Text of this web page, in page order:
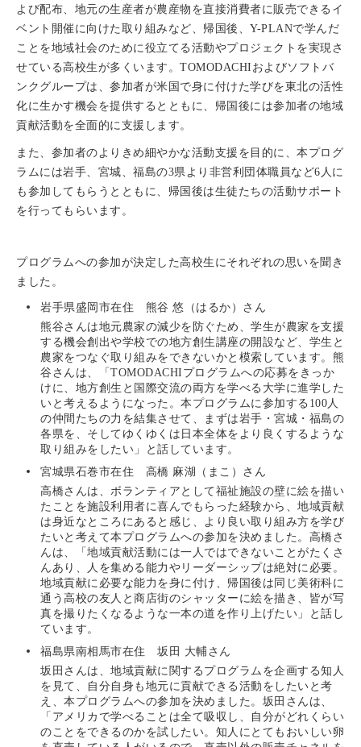
よび配布、地元の生産者が農産物を直接消費者に販売できるイ
ベント開催に向けた取り組みなど、帰国後、Y-PLANで学んだ
ことを地域社会のために役立てる活動やプロジェクトを実現さ
せている高校生が多くいます。TOMODACHIおよびソフトバ
ンクグループは、参加者が米国で身に付けた学びを東北の活性
化に生かす機会を提供するとともに、帰国後には参加者の地域
貢献活動を全面的に支援します。
また、参加者のよりきめ細やかな活動支援を目的に、本プログ
ラムには岩手、宮城、福島の3県より非営利団体職員など6人に
も参加してもらうとともに、帰国後は生徒たちの活動サポート
を行ってもらいます。
プログラムへの参加が決定した高校生にそれぞれの思いを聞き
ました。
岩手県盛岡市在住 熊谷 悠（はるか）さん
熊谷さんは地元農家の減少を防ぐため、学生が農家を支援
する機会創出や学校での地方創生講座の開設など、学生と
農家をつなぐ取り組みをできないかと模索しています。熊
谷さんは、「TOMODACHIプログラムへの応募をきっか
けに、地方創生と国際交流の両方を学べる大学に進学した
いと考えるようになった。本プログラムに参加する100人
の仲間たちの力を結集させて、まずは岩手・宮城・福島の
各県を、そしてゆくゆくは日本全体をより良くするような
取り組みをしたい」と話しています。
宮城県石巻市在住 高橋 麻湖（まこ）さん
高橋さんは、ボランティアとして福祉施設の壁に絵を描い
たことを施設利用者に喜んでもらった経験から、地域貢献
は身近なところにあると感じ、より良い取り組み方を学び
たいと考えて本プログラムへの参加を決めました。高橋さ
んは、「地域貢献活動には一人ではできないことがたくさ
んあり、人を集める能力やリーダーシップは絶対に必要。
地域貢献に必要な能力を身に付け、帰国後は同じ美術科に
通う高校の友人と商店街のシャッターに絵を描き、皆が写
真を撮りたくなるような一本の道を作り上げたい」と話し
ています。
福島県南相馬市在住 坂田 大輔さん
坂田さんは、地域貢献に関するプログラムを企画する知人
を見て、自分自身も地元に貢献できる活動をしたいと考
え、本プログラムへの参加を決めました。坂田さんは、
「アメリカで学べることは全て吸収し、自分がどれくらい
のことをできるのかを試したい。知人にとてもおいしい卵